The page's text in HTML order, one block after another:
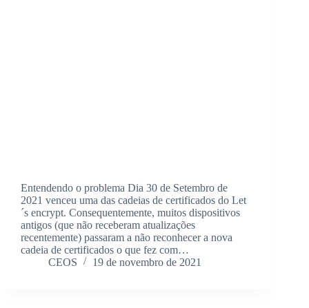
Entendendo o problema Dia 30 de Setembro de
2021 venceu uma das cadeias de certificados do Let
´s encrypt. Consequentemente, muitos dispositivos
antigos (que não receberam atualizações
recentemente) passaram a não reconhecer a nova
cadeia de certificados o que fez com…
CEOS
19 de novembro de 2021